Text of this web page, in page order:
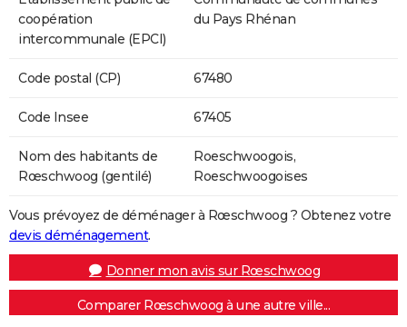
coopération
intercommunale (EPCI)
du Pays Rhénan
Code postal (CP) 67480
Code Insee 67405
Nom des habitants de
Rœschwoog (gentilé)
Roeschwoogois,
Roeschwoogoises
Vous prévoyez de déménager à Rœschwoog ? Obtenez votre
devis déménagement.
Donner mon avis sur Rœschwoog
Comparer Rœschwoog à une autre ville...